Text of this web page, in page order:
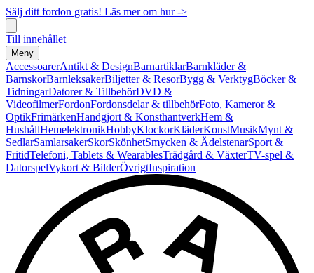
Sälj ditt fordon gratis! Läs mer om hur ->
Till innehållet
Meny
AccessoarerAntikt & DesignBarnartiklarBarnkläder &
BarnskorBarnleksakerBiljetter & ResorBygg & VerktygBöcker &
TidningarDatorer & TillbehörDVD &
VideofilmerFordonFordonsdelar & tillbehörFoto, Kameror &
OptikFrimärkenHandgjort & KonsthantverkHem &
HushållHemelektronikHobbyKlockorKläderKonstMusikMynt &
SedlarSamlarsakerSkorSkönhetSmycken & ÄdelstenarSport &
FritidTelefoni, Tablets & WearablesTrädgård & VäxterTV-spel &
DatorspelVykort & BilderÖvrigtInspiration